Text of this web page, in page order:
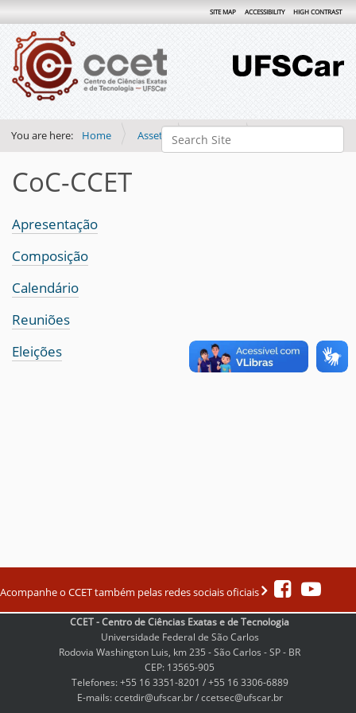
Search Site
SITE MAP ACCESSIBILITY HIGH CONTRAST
You are here: Home Assets Arquivos
CoC-CCET
Apresentação
Composição
Calendário
Reuniões
Eleições
Acompanhe o CCET também pelas redes sociais oficiais
CCET - Centro de Ciências Exatas e de Tecnologia
Universidade Federal de São Carlos
Rodovia Washington Luis, km 235 - São Carlos - SP - BR
CEP: 13565-905
Telefones: +55 16 3351-8201 / +55 16 3306-6889
E-mails: ccetdir@ufscar.br / ccetsec@ufscar.br